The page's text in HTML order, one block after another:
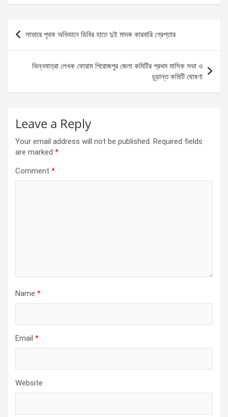
ce
o
o
k
se
g
er
at
s
A
p
p
ar
Post
navigation
সাভারে পৃথক অভিযানে ডিবির হাতে দুই মাদক কারবারি গ্রেপ্তার
ভিন্নমাত্রা লেখক ফোরাম পিরোজপুর জেলা কমিটির প্রথম মাসিক সভা ও
চূড়ান্ত কমিটি ঘোষণা
Leave a Reply
Your email address will not be published. Required fields
are marked *
Comment *
Name *
Email *
Website